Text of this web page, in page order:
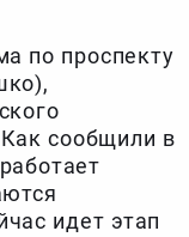
по проспекту
сообщили в
идет этап